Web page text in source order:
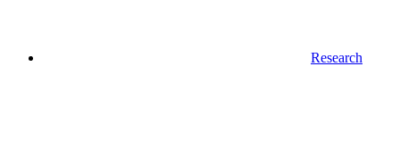
Research